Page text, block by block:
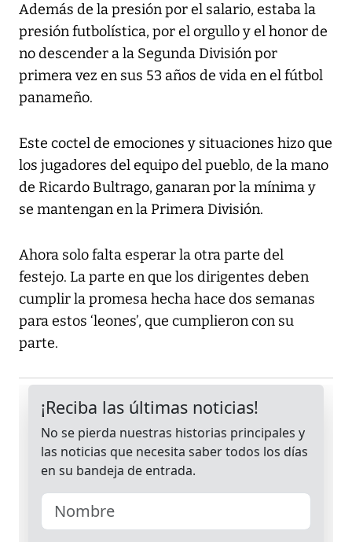
Además de la presión por el salario, estaba la
presión futbolística, por el orgullo y el honor de
no descender a la Segunda División por
primera vez en sus 53 años de vida en el fútbol
panameño.
Este coctel de emociones y situaciones hizo que
los jugadores del equipo del pueblo, de la mano
de Ricardo Bultrago, ganaran por la mínima y
se mantengan en la Primera División.
Ahora solo falta esperar la otra parte del
festejo. La parte en que los dirigentes deben
cumplir la promesa hecha hace dos semanas
para estos ‘leones’, que cumplieron con su
parte.